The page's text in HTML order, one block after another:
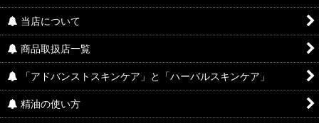
当店について
商品取扱店一覧
「アドバンストスキンケア」と「ハーバルスキンケア」
精油の使い方